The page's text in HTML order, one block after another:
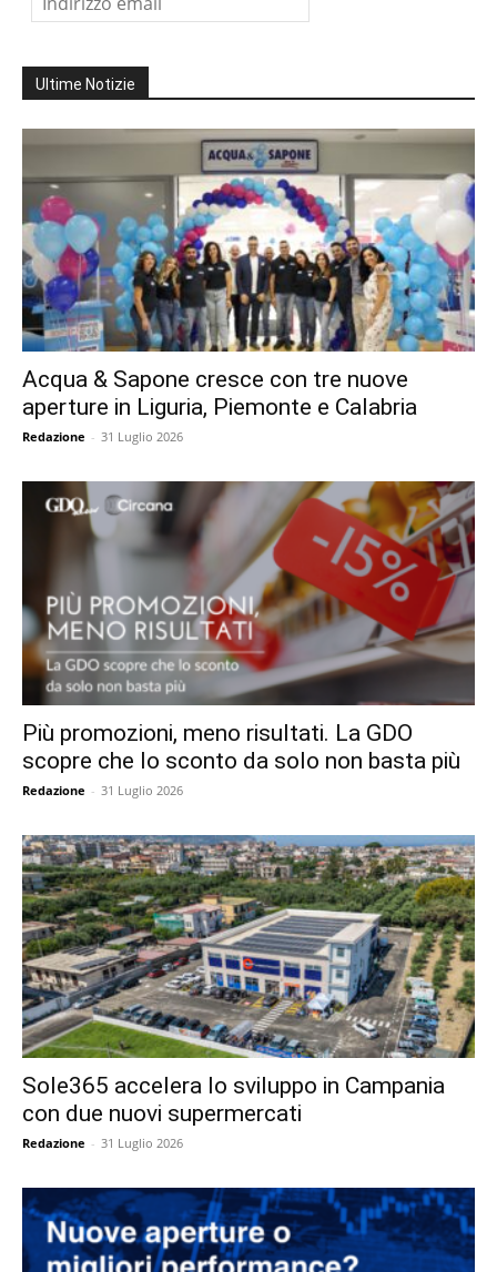
Ultime Notizie
Acqua & Sapone cresce con tre nuove
aperture in Liguria, Piemonte e Calabria
Redazione - 31 Luglio 2026
Più promozioni, meno risultati. La GDO
scopre che lo sconto da solo non basta più
Redazione - 31 Luglio 2026
Sole365 accelera lo sviluppo in Campania
con due nuovi supermercati
Redazione - 31 Luglio 2026